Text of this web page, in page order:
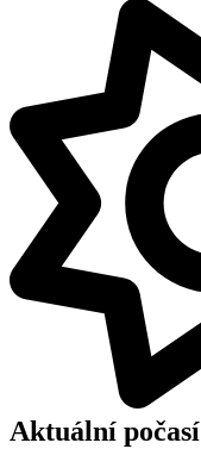
Aktuální počasí